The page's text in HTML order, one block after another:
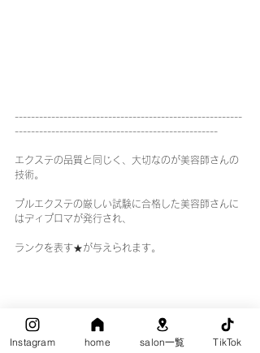
--------------------------------------------------------
--------------------------------------------------
エクステの品質と同じく、大切なのが美容師さんの
技術。
プルエクステの厳しい試験に合格した美容師さんに
はディプロマが発行され、
ランクを表す★が与えられます。
Instagram home salon一覧 TikTok